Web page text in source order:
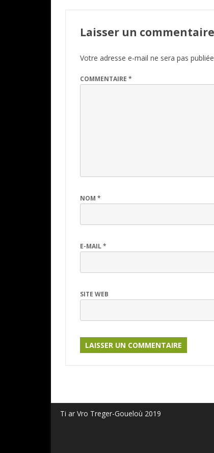
Laisser un commentaire
Votre adresse e-mail ne sera pas
COMMENTAIRE *
NOM *
E-MAIL*
SITE WEB
Ti ar Vro Treger-Goueloù 2019